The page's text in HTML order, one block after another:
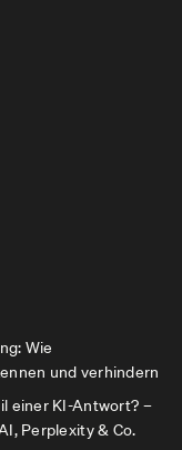
Wie
und verhindern
einer KI-Antwort? –
Perplexity & Co.